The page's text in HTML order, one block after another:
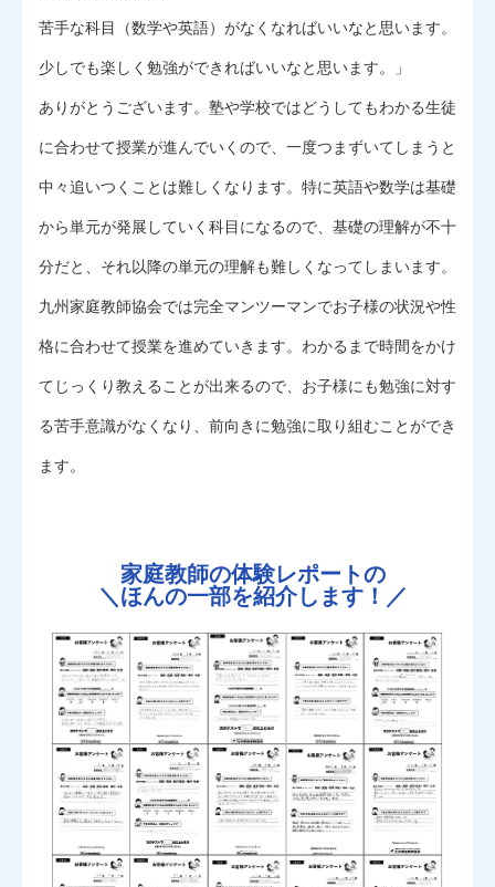
苦手な科目（数学や英語）がなくなればいいなと思います。
少しでも楽しく勉強ができればいいなと思います。」
ありがとうございます。塾や学校ではどうしてもわかる生徒
に合わせて授業が進んでいくので、一度つまずいてしまうと
中々追いつくことは難しくなります。特に英語や数学は基礎
から単元が発展していく科目になるので、基礎の理解が不十
分だと、それ以降の単元の理解も難しくなってしまいます。
九州家庭教師協会では完全マンツーマンでお子様の状況や性
格に合わせて授業を進めていきます。わかるまで時間をかけ
てじっくり教えることが出来るので、お子様にも勉強に対す
る苦手意識がなくなり、前向きに勉強に取り組むことができ
ます。
家庭教師の体験レポートの
＼ほんの一部を紹介します！／